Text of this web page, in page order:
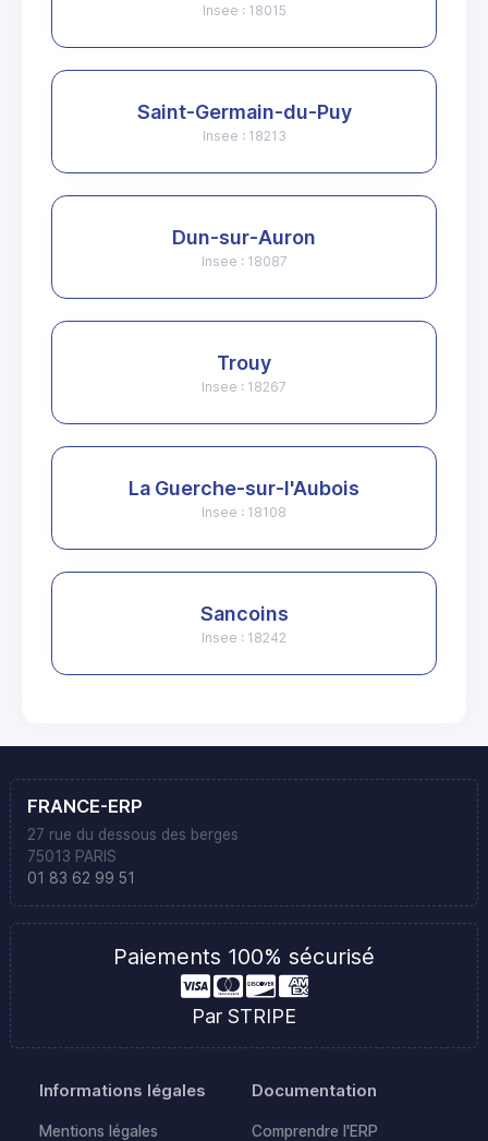
Insee : 18015
Saint-Germain-du-Puy
Insee : 18213
Dun-sur-Auron
Insee : 18087
Trouy
Insee : 18267
La Guerche-sur-l'Aubois
Insee : 18108
Sancoins
Insee : 18242
FRANCE-ERP
27 rue du dessous des berges
75013 PARIS
01 83 62 99 51
Paiements 100% sécurisé
Par STRIPE
Informations légales
Mentions légales
Documentation
Comprendre l'ERP